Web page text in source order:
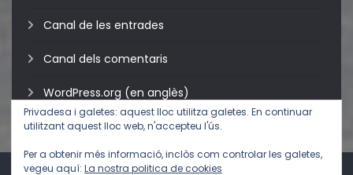
Canal de les entrades
Canal dels comentaris
WordPress.org (en anglès)
Avís legal, polítiques deprivadesa
Privadesa i galetes: aquest lloc utilitza galetes. En continuar
utilitzant aquest lloc web, n'accepteu l'ús.
Per a obtenir més informació, inclòs com controlar les galetes,
vegeu aquí: La nostra politica de cookies